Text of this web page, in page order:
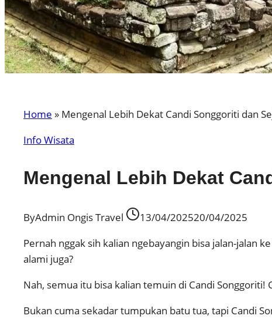
Home » Mengenal Lebih Dekat Candi Songgoriti dan
Info Wisata
Mengenal Lebih Dekat
ByAdmin Ongis Travel 13/04/202520/04/2025
Pernah nggak sih kalian ngebayangin bisa jalan-jalan
alami juga?
Nah, semua itu bisa kalian temuin di Candi Songgoriti!
Bukan cuma sekadar tumpukan batu tua, tapi Candi